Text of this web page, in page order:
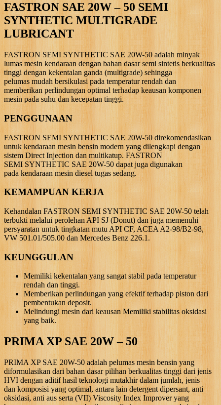
FASTRON SAE 20W – 50 SEMI
SYNTHETIC MULTIGRADE
LUBRICANT
FASTRON SEMI SYNTHETIC SAE 20W-50 adalah minyak
lumas mesin kendaraan dengan bahan dasar semi sintetis berkualitas
tinggi dengan kekentalan ganda (multigrade) sehingga
pelumas mudah bersikulasi pada temperatur rendah dan
memberikan perlindungan optimal terhadap keausan komponen
mesin pada suhu dan kecepatan tinggi.
PENGGUNAAN
FASTRON SEMI SYNTHETIC SAE 20W-50 direkomendasikan
untuk kendaraan mesin bensin modern yang dilengkapi dengan
sistem Direct Injection dan multikatup. FASTRON
SEMI SYNTHETIC SAE 20W-50 dapat juga digunakan
pada kendaraan mesin diesel tugas sedang.
KEMAMPUAN KERJA
Kehandalan FASTRON SEMI SYNTHETIC SAE 20W-50 telah
terbukti melalui perolehan API SJ (Donut) dan juga memenuhi
persyaratan untuk tingkatan mutu API CF, ACEA A2-98/B2-98,
VW 501.01/505.00 dan Mercedes Benz 226.1.
KEUNGGULAN
Memiliki kekentalan yang sangat stabil pada temperatur
rendah dan tinggi.
Memberikan perlindungan yang efektif terhadap piston dari
pembentukan deposit.
Melindungi mesin dari keausan Memiliki stabilitas oksidasi
yang baik.
PRIMA XP SAE 20W – 50
PRIMA XP SAE 20W-50 adalah pelumas mesin bensin yang
diformulasikan dari bahan dasar pilihan berkualitas tinggi dari jenis
HVI dengan aditif hasil teknologi mutakhir dalam jumlah, jenis
dan komposisi yang optimal, antara lain detergent dipersant, anti
oksidasi, anti aus serta (VII) Viscosity Index Improver yang